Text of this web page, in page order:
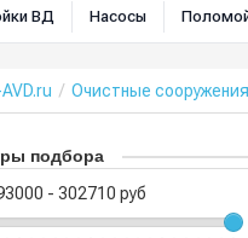
ВД Насосы
Очистные
подбора
- 302710 руб